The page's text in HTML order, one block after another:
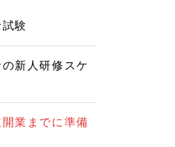
験
新人研修スケ
業までに準備